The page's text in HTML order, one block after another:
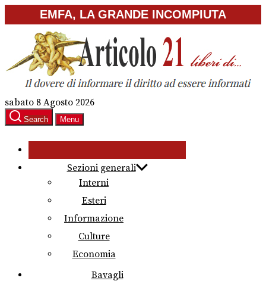
to
content
EMFA, LA GRANDE INCOMPIUTA
sabato 8 Agosto 2026
Search Menu
Sezioni generali
Interni
Esteri
Informazione
Culture
Economia
Bavagli